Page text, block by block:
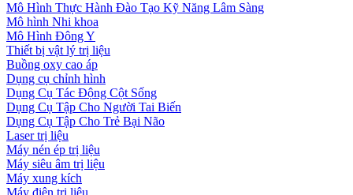
Mô Hình Thực Hành Đào Tạo Kỹ Năng Lâm Sàng
Mô hình Nhi khoa
Mô Hình Đông Y
Thiết bị vật lý trị liệu
Buồng oxy cao áp
Dụng cụ chỉnh hình
Dụng Cụ Tác Động Cột Sống
Dụng Cụ Tập Cho Người Tai Biến
Dụng Cụ Tập Cho Trẻ Bại Não
Laser trị liệu
Máy nén ép trị liệu
Máy siêu âm trị liệu
Máy xung kích
Máy điện trị liệu